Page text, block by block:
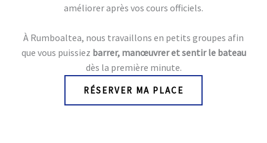
améliorer après vos cours officiels.
À Rumboaltea, nous travaillons en petits groupes afin
que vous puissiez barrer, manœuvrer et sentir le bateau
dès la première minute.
RÉSERVER MA PLACE